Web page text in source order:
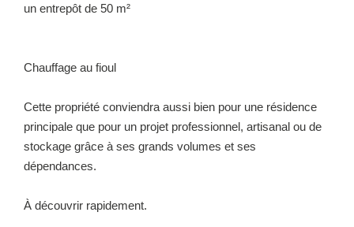
un entrepôt de 50 m²
Chauffage au fioul
Cette propriété conviendra aussi bien pour une résidence
principale que pour un projet professionnel, artisanal ou de
stockage grâce à ses grands volumes et ses
dépendances.
À découvrir rapidement.